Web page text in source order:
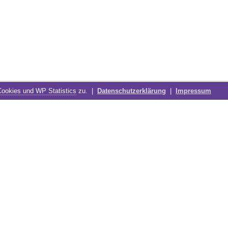
und WP Statistics zu. | Datenschutzerklärung Impressum